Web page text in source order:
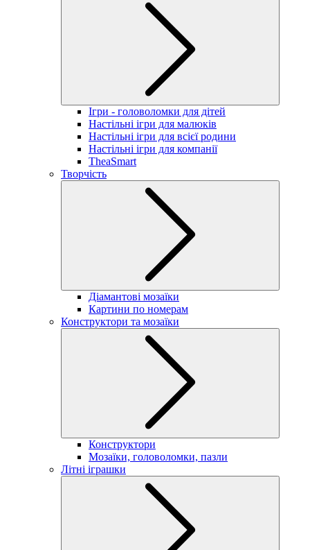
Ігри - головоломки для дітей
Настільні ігри для малюків
Настільні ігри для всієї родини
Настільні ігри для компанії
TheaSmart
Творчість
Діамантові мозаїки
Картини по номерам
Конструктори та мозаїки
Конструктори
Мозаїки, головоломки, пазли
Літні іграшки